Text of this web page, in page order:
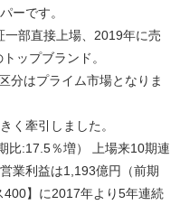
ーです。
部直接上場、2019年に売
ップブランド。
分はプライム市場となりま
く牽引しました。
比:17.5％増） 上場来10期連
業利益は1,193億円（前期
400】に2017年より5年連続